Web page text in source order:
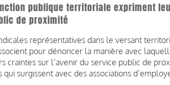
publique territoriale expriment
de proximité
représentatives dans le versant
pour dénoncer la manière avec
craintes sur l’avenir du service public de
surgissent avec des associations